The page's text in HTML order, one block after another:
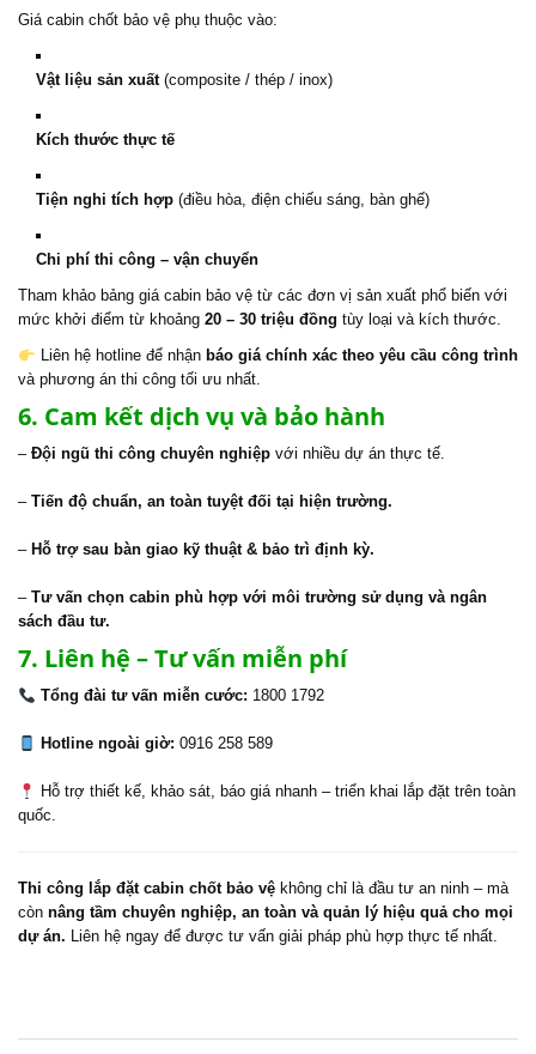
Giá cabin chốt bảo vệ phụ thuộc vào:
Vật liệu sản xuất(composite / thép / inox)
Kích thước thực tế
Tiện nghi tích hợp (điều hòa, điện chiếu sáng, bàn ghế)
Chi phí thi công – vận chuyển
Tham khảo bảng giá cabin bảo vệ từ các đơn vị sản xuất phổ biến với
mức khởi điểm từ khoảng 20 – 30 triệu đồng tùy loại và kích thước.
Liên hệ hotline để nhận báo giá chính xác theo yêu cầu công trình
và phương án thi công tối ưu nhất.
6. Cam kết dịch vụ và bảo hành
– Đội ngũ thi công chuyên nghiệp với nhiều dự án thực tế.
– Tiến độ chuẩn, an toàn tuyệt đối tại hiện trường.
– Hỗ trợ sau bàn giao kỹ thuật & bảo trì định kỳ.
– Tư vấn chọn cabin phù hợp với môi trường sử dụng và ngân
sách đầu tư.
7. Liên hệ – Tư vấn miễn phí
Tổng đài tư vấn miễn cước: 1800 1792
Hotline ngoài giờ: 0916 258 589
Hỗ trợ thiết kế, khảo sát, báo giá nhanh – triển khai lắp đặt trên toàn
quốc.
Thi công lắp đặt cabin chốt bảo vệ không chỉ là đầu tư an ninh – mà
còn nâng tầm chuyên nghiệp, an toàn và quản lý hiệu quả cho mọi
dự án. Liên hệ ngay để được tư vấn giải pháp phù hợp thực tế nhất.